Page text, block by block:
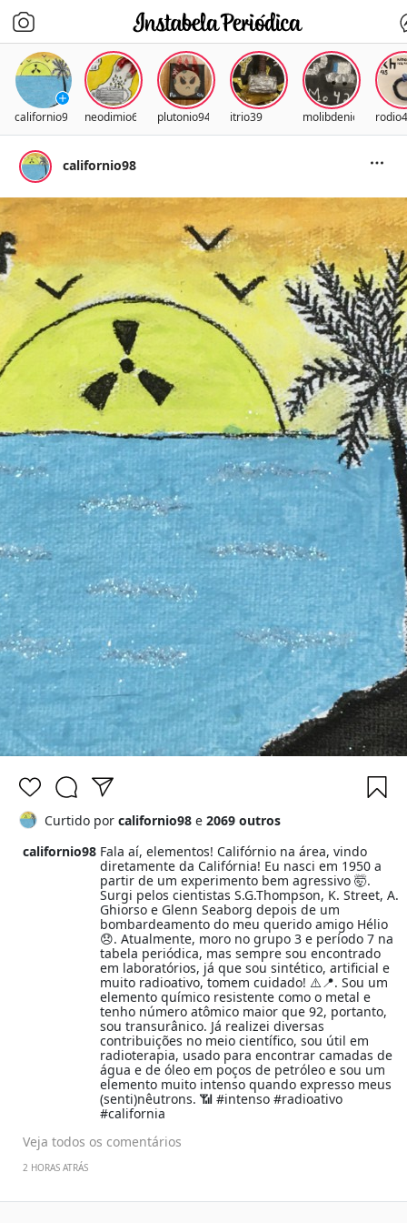
californio98 neodimio60 plutonio94 itrio39 molibdenio42
californio98
Curtido por californio98 e 2069 outros
californio98 Fala aí, elementos! Califórnio na área, vindo
diretamente da Califórnia! Eu nasci em 1950 a
partir de um experimento bem agressivo 🤯.
Surgi pelos cientistas S.G.Thompson, K. Street, A.
Ghiorso e Glenn Seaborg depois de um
bombardeamento do meu querido amigo Hélio
😞. Atualmente, moro no grupo 3 e período 7 na
tabela periódica, mas sempre sou encontrado
em laboratórios, já que sou sintético, artificial e
muito radioativo, tomem cuidado! ⚠️📍. Sou um
elemento químico resistente como o metal e
tenho número atômico maior que 92, portanto,
sou transurânico. Já realizei diversas
contribuições no meio científico, sou útil em
radioterapia, usado para encontrar camadas de
água e de óleo em poços de petróleo e sou um
elemento muito intenso quando expresso meus
(senti)nêutrons. 📶 #intenso #radioativo
#california
Veja todos os comentários
2 HORAS ATRÁS